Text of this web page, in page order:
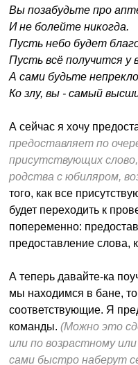
Вы позабудьте про
И не болейте никогда.
Пусть небо будет
Пусть всё получится у
А сами будьте
Ко злу, вы - самый
А сейчас я хочу
предоставляет по
присутствующих
родства с юбиляром,
того, как все
будет переходить к
попеременно:
предоставление слова,
А теперь давайте-ка
мы находимся в бане, то
соответствующие. Я
команды.(Можно это
или по возрастному
сами быстро наберут